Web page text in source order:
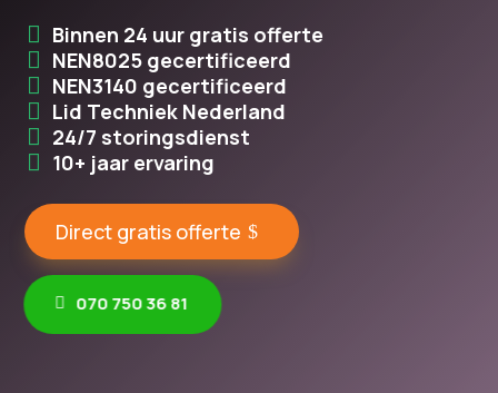
Binnen 24 uur gratis offerte
NEN8025 gecertificeerd
NEN3140 gecertificeerd
Lid Techniek Nederland
24/7 storingsdienst
10+ jaar ervaring
Direct gratis offerte
070 750 36 81